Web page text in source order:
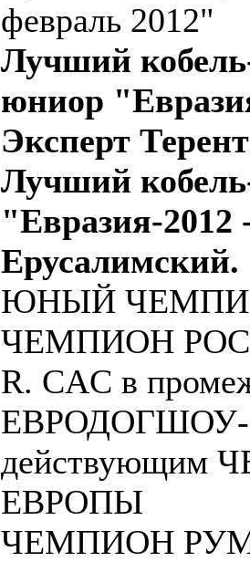
февраль 2012"
Лучший
юниор
Эксперт
Лучший
"Евразия-2012
Ерусалимский.
ЮНЫЙ
ЧЕМПИОН
R. CAC в
ЕВРОДОГШОУ-
ЕВРОПЫ
ЧЕМПИОН